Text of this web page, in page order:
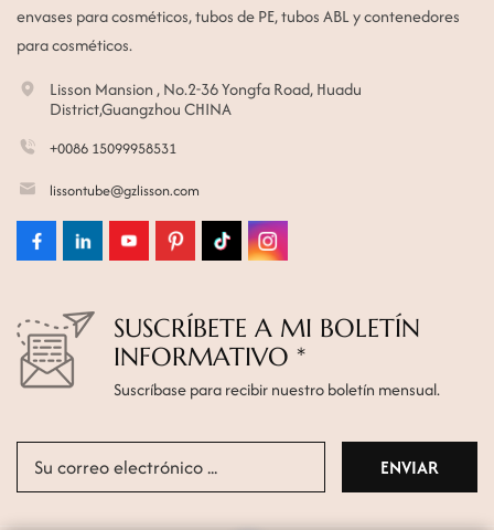
envases para cosméticos, tubos de PE, tubos ABL y contenedores
para cosméticos.
Lisson Mansion , No.2-36 Yongfa Road, Huadu
District,Guangzhou CHINA
+0086 15099958531
lissontube@gzlisson.com
SUSCRÍBETE A MI BOLETÍN
INFORMATIVO *
Suscríbase para recibir nuestro boletín mensual.